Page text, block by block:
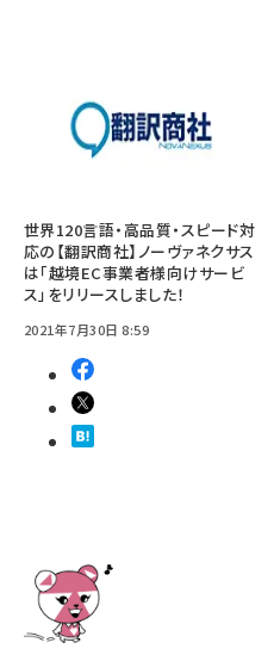
世界120言語・高品質・スピード対
応の【翻訳商社】ノーヴァネクサス
は「越境EC事業者様向けサービ
ス」をリリースしました！
2021年7月30日 8:59